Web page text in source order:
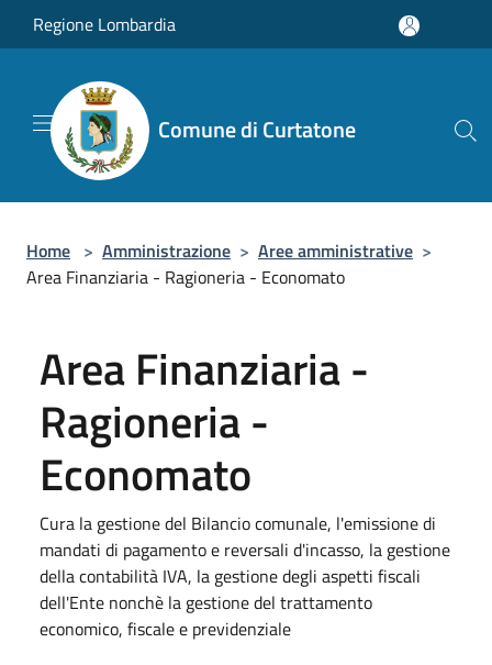
Salta al contenuto principale
Regione Lombardia
Comune di Curtatone
Home > Amministrazione > Aree amministrative >
Area Finanziaria - Ragioneria - Economato
Area Finanziaria -
Ragioneria -
Economato
Cura la gestione del Bilancio comunale, l'emissione di
mandati di pagamento e reversali d'incasso, la gestione
della contabilità IVA, la gestione degli aspetti fiscali
dell'Ente nonchè la gestione del trattamento
economico, fiscale e previdenziale